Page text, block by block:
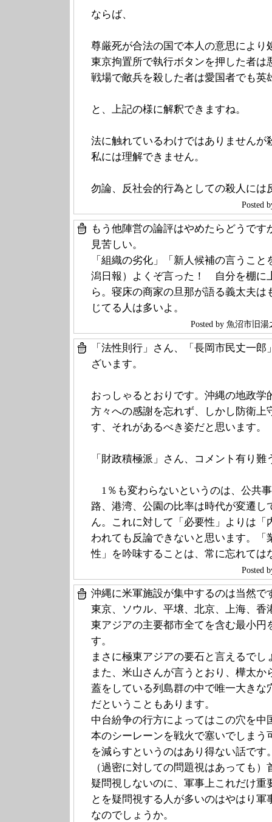
ならば、
尊厳死が合法の国で本人の意思により
東京拘置所で執行ボタンを押した者は
戦場で敵兵を殺した者は愛国者でも英
と、上記の様に解釈できますね。
法に触れているわけではありませんが
私には理解できません。
勿論、反社会的行為としての殺人には
Posted
もう他陣営の論評はやめたらどうで
見苦しい。
「組織の劣化」「新人候補の言うこ
潟日報）よくぞ言った！ 自分を棚に
ら。寝床の商家の旦那が語る義太夫
じてる人は多いよ。
Posted by 魚沼市旧
「法性則行」さん、「長岡市民丈一
ざいます。
おっしゃるとおりです。沖縄の地政学
方々への感謝を忘れず、しかし防衛上
す、それがあるべき姿だと思います。
「財政積極派」さん、コメント有り難
1％も変わらないというのは、公共
路、港湾、公園の比率は時代が変遷し
ん。これに対して「必要性」よりは
われても反論できないと思います。「
性」を吟味することは、常に忘れては
Posted
沖縄に米軍施設が集中するのは当然で
東京、ソウル、平壌、北京、上海、香
東アジアの主要都市全てを含む最小円
す。
まさに極東アジアの要石と言えるでし
また、米山さんが言うとおり、樺太
蓋をしている列島群の中で唯一大きな
だということもあります。
中台紛争の行方によってはこの穴を中
本のシーレーンを戦火で塞いでしまう
を減らすというのはあり得ない話です
（過密に対しての問題視はあっても
疑問視しないのに、軍事上これだけ重
とを疑問視する人が多いのはやはり
なのでしょうか。